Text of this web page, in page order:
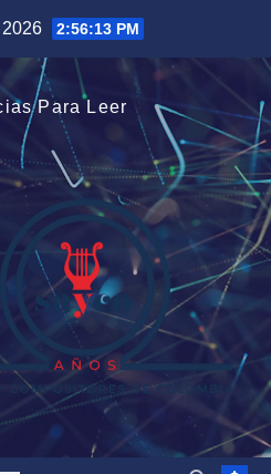
2026 2:56:14 PM
Para Leer